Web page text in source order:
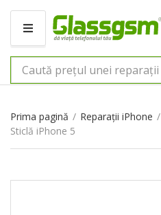
M
N
I
Prima pagină / Reparații iPhone /
Sticlă iPhone 5